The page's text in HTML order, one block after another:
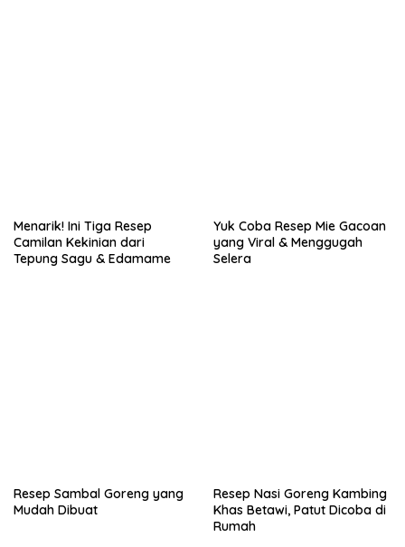
Menarik! Ini Tiga Resep
Camilan Kekinian dari
Tepung Sagu & Edamame
Yuk Coba Resep Mie Gacoan
yang Viral & Menggugah
Selera
Resep Sambal Goreng yang
Mudah Dibuat
Resep Nasi Goreng Kambing
Khas Betawi, Patut Dicoba di
Rumah